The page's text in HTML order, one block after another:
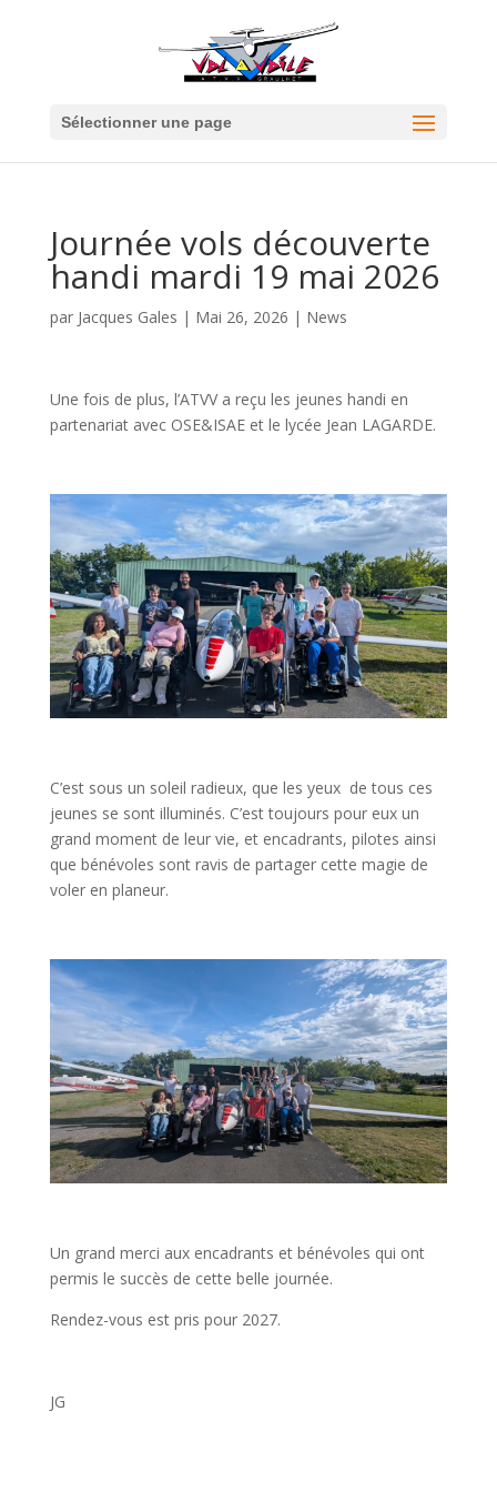
Sélectionner une page
Journée vols découverte
handi mardi 19 mai 2026
par Jacques Gales | Mai 26, 2026 | News
Une fois de plus, l’ATVV a reçu les jeunes handi en
partenariat avec OSE&ISAE et le lycée Jean LAGARDE.
C’est sous un soleil radieux, que les yeux de tous ces
jeunes se sont illuminés. C’est toujours pour eux un
grand moment de leur vie, et encadrants, pilotes ainsi
que bénévoles sont ravis de partager cette magie de
voler en planeur.
Un grand merci aux encadrants et bénévoles qui ont
permis le succès de cette belle journée.
Rendez-vous est pris pour 2027.
JG